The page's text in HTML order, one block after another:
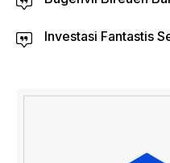
Investasi Fantastis